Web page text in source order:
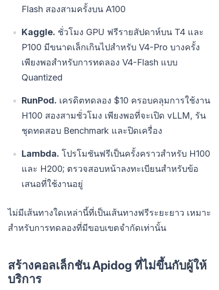
Flash สองสามครั้งบน A100
Kaggle. ชั่วโมง GPU ฟรีรายสัปดาห์บน T4 และ
P100 มีขนาดเล็กเกินไปสำหรับ V4-Pro บางครั้ง
เพียงพอสำหรับการทดลอง V4-Flash แบบ
Quantized
RunPod. เครดิตทดลอง $10 ครอบคลุมการใช้งาน
H100 สองสามชั่วโมง เพียงพอที่จะเปิด vLLM, รัน
ชุดทดสอบ Benchmark และปิดเครื่อง
Lambda. โปรโมชันฟรีเป็นครั้งคราวสำหรับ H100
และ H200; ตรวจสอบหน้าลงทะเบียนสำหรับข้อ
เสนอที่ใช้งานอยู่
ไม่มีเส้นทางใดเหล่านี้ที่เป็นเส้นทางฟรีระยะยาว เหมาะ
สำหรับการทดลองที่มีขอบเขตจำกัดเท่านั้น
สร้างคอลเล็กชัน Apidog ที่ไม่ขึ้นกับผู้ให้
บริการ